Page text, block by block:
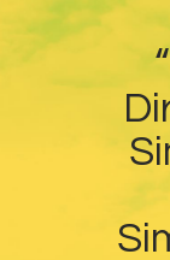
Radio